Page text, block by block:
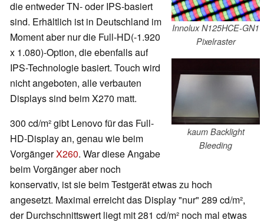
Innolux N125HCE-GN1
Pixelraster
kaum Backlight
Bleeding
die entweder TN- oder IPS-basiert
sind. Erhältlich ist in Deutschland im
Moment aber nur die Full-HD(-1.920
x 1.080)-Option, die ebenfalls auf
IPS-Technologie basiert. Touch wird
nicht angeboten, alle verbauten
Displays sind beim X270 matt.
300 cd/m² gibt Lenovo für das Full-
HD-Display an, genau wie beim
VorgängerX260. War diese Angabe
beim Vorgänger aber noch
konservativ, ist sie beim Testgerät etwas zu hoch
angesetzt. Maximal erreicht das Display "nur" 289 cd/m²,
der Durchschnittswert liegt mit 281 cd/m² noch mal etwas